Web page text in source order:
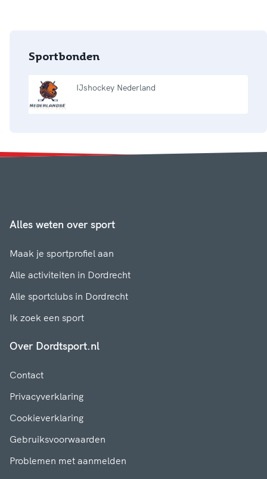
Sportbonden
IJshockey Nederland
Alles weten over sport
Maak je sportprofiel aan
Alle activiteiten in Dordrecht
Alle sportclubs in Dordrecht
Ik zoek een sport
Over Dordtsport.nl
Contact
Privacyverklaring
Cookieverklaring
Gebruiksvoorwaarden
Problemen met aanmelden